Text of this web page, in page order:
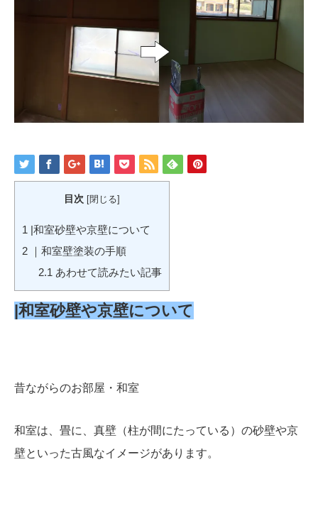
目次 閉じる
1 |和室砂壁や京壁について
2 ｜和室壁塗装の手順
2.1 あわせて読みたい記事
|和室砂壁や京壁について
昔ながらのお部屋・和室
和室は、畳に、真壁（柱が間にたっている）の砂壁や京
壁といった古風なイメージがあります。